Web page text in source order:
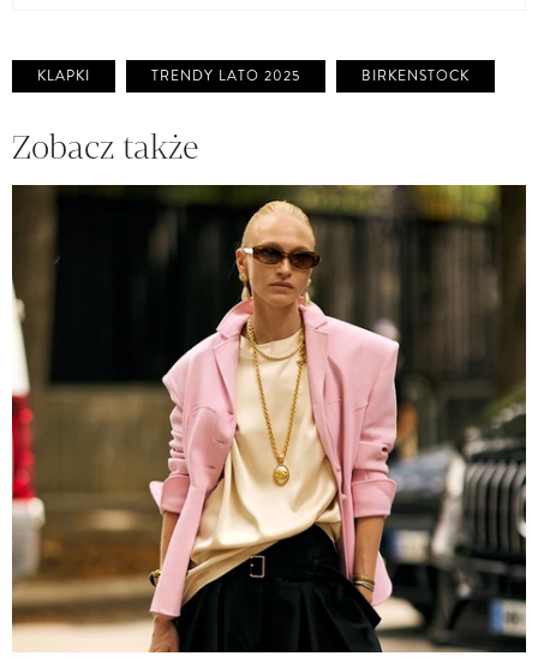
KLAPKI TRENDY LATO 2025 BIRKENSTOCK
Zobacz także